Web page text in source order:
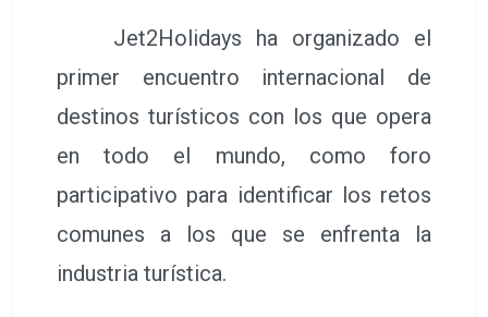
Jet2Holidays ha organizado el
primer encuentro internacional de
destinos turísticos con los que opera
en todo el mundo, como foro
participativo para identificar los retos
comunes a los que se enfrenta la
industria turística.